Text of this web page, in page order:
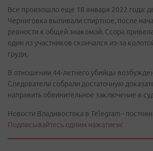
Все произошло еще 18 января 2022 года:
Черниговка выпивали спиртное, после
ревности к общей знакомой. Ссора
один из участников скончался из-за
груди.
В отношении 44-летнего убийцы
Следователи собрали достаточную
направить обвинительное заключение в
Новости Владивостока в Telegram -
Подписывайтесь одним нажатием!